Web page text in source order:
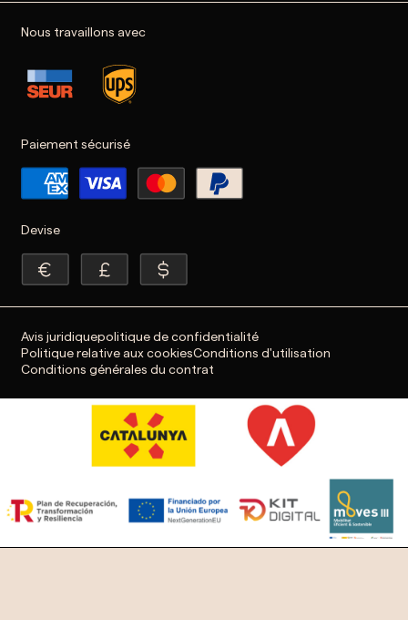
Nous travaillons avec
Paiement sécurisé
Devise
Avis juridiquepolitique de confidentialité
Politique relative aux cookiesConditions d'utilisation
Conditions générales du contrat